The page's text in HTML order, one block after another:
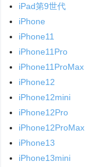
iPad第9世代
iPhone
iPhone11
iPhone11Pro
iPhone11ProMax
iPhone12
iPhone12mini
iPhone12Pro
iPhone12ProMax
iPhone13
iPhone13mini